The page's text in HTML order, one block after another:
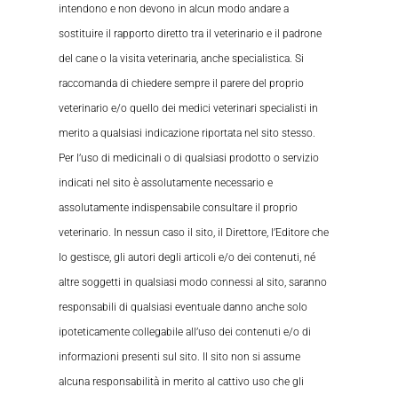
intendono e non devono in alcun modo andare a
sostituire il rapporto diretto tra il veterinario e il padrone
del cane o la visita veterinaria, anche specialistica. Si
raccomanda di chiedere sempre il parere del proprio
veterinario e/o quello dei medici veterinari specialisti in
merito a qualsiasi indicazione riportata nel sito stesso.
Per l’uso di medicinali o di qualsiasi prodotto o servizio
indicati nel sito è assolutamente necessario e
assolutamente indispensabile consultare il proprio
veterinario. In nessun caso il sito, il Direttore, l’Editore che
lo gestisce, gli autori degli articoli e/o dei contenuti, né
altre soggetti in qualsiasi modo connessi al sito, saranno
responsabili di qualsiasi eventuale danno anche solo
ipoteticamente collegabile all’uso dei contenuti e/o di
informazioni presenti sul sito. Il sito non si assume
alcuna responsabilità in merito al cattivo uso che gli